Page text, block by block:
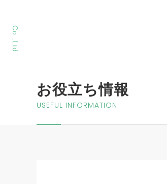
Co.,Ltd.
お役立ち情報
USEFUL INFORMATION